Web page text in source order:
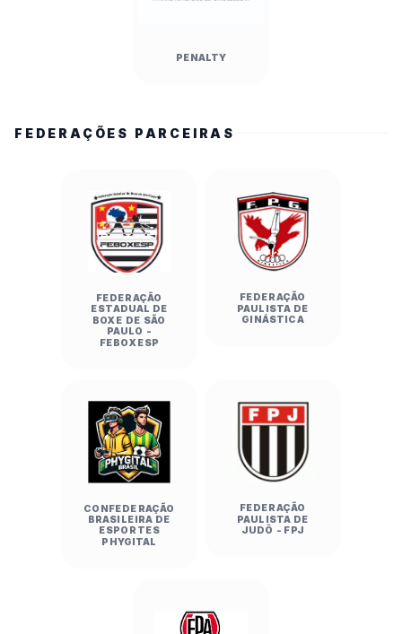
PENALTY
FEDERAÇÕES PARCEIRAS
FEDERAÇÃO
ESTADUAL DE
BOXE DE SÃO
PAULO -
FEBOXESP
FEDERAÇÃO
PAULISTA DE
GINÁSTICA
CONFEDERAÇÃO
BRASILEIRA DE
ESPORTES
PHYGITAL
FEDERAÇÃO
PAULISTA DE
JUDÔ - FPJ